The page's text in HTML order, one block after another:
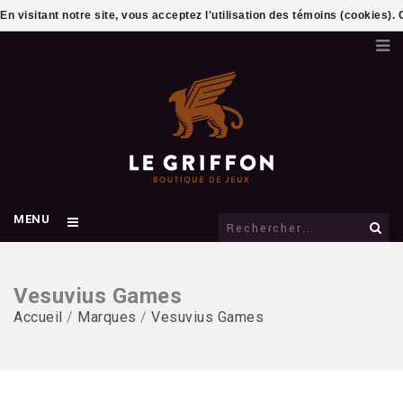
MENU
Vesuvius Games
Accueil / Marques / Vesuvius Games
En visitant notre site, vous acceptez l'utilisation des témoins